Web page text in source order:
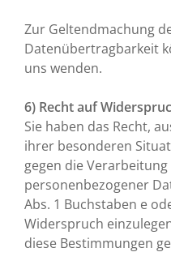
Zur Geltendmachung
Datenübertragbarkeit
uns wenden.
6) Recht auf
Sie haben das Recht,
ihrer besonderen
gegen die
personenbezogener
Abs. 1 Buchstaben e
Widerspruch
diese Bestimmungen